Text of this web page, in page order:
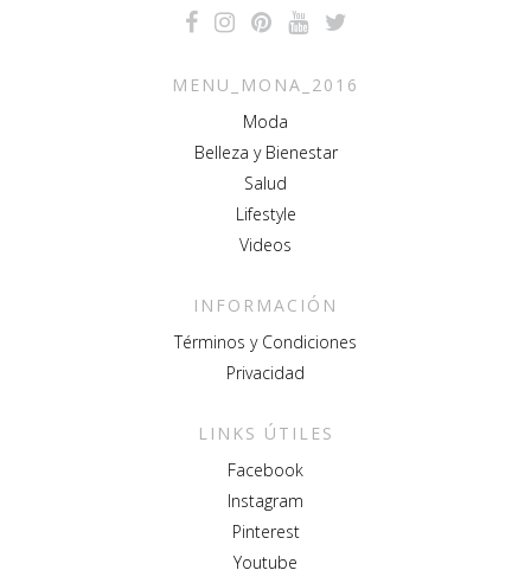
MENU_MONA_2016
Moda
Belleza y Bienestar
Salud
Lifestyle
Videos
INFORMACIÓN
Términos y Condiciones
Privacidad
LINKS ÚTILES
Facebook
Instagram
Pinterest
Youtube